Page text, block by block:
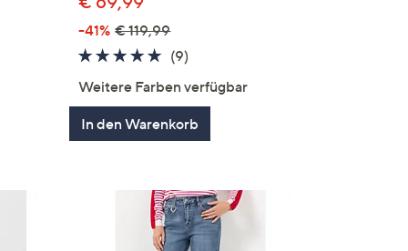
-41% € 119,99
4.7
(9)
Weitere Farben verfügbar
In den Warenkorb